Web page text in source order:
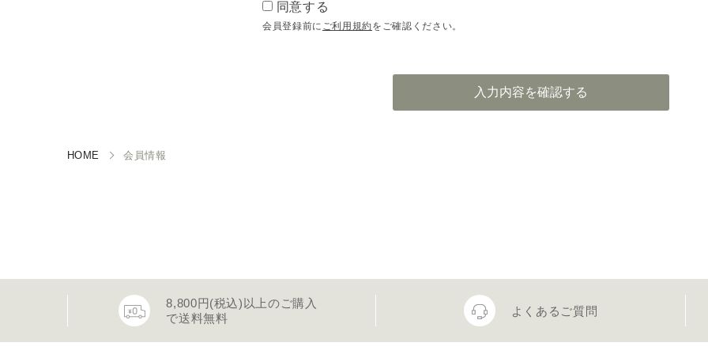
同意する
会員登録前に ご利用規約をご確認ください。
HOME 会員情報
8,800円(税込)以上のご購入
で送料無料
よくあるご質問